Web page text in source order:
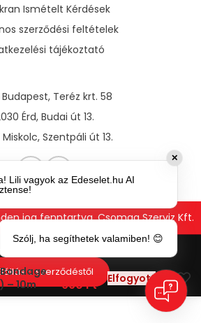
Ismételt Kérdések
szerződési feltételek
tájékoztató
Budapest, Teréz krt. 58
Érd, Budai út 13.
Szentpáli út 13.
jog fenntartva. Csomag Szerviz Kft.
– 10m
990Ft Elfogyott
a szerződéstől
✕
Lili vagyok az Edeselet.hu AI
Szólj, ha segíthetek valamiben! 😊